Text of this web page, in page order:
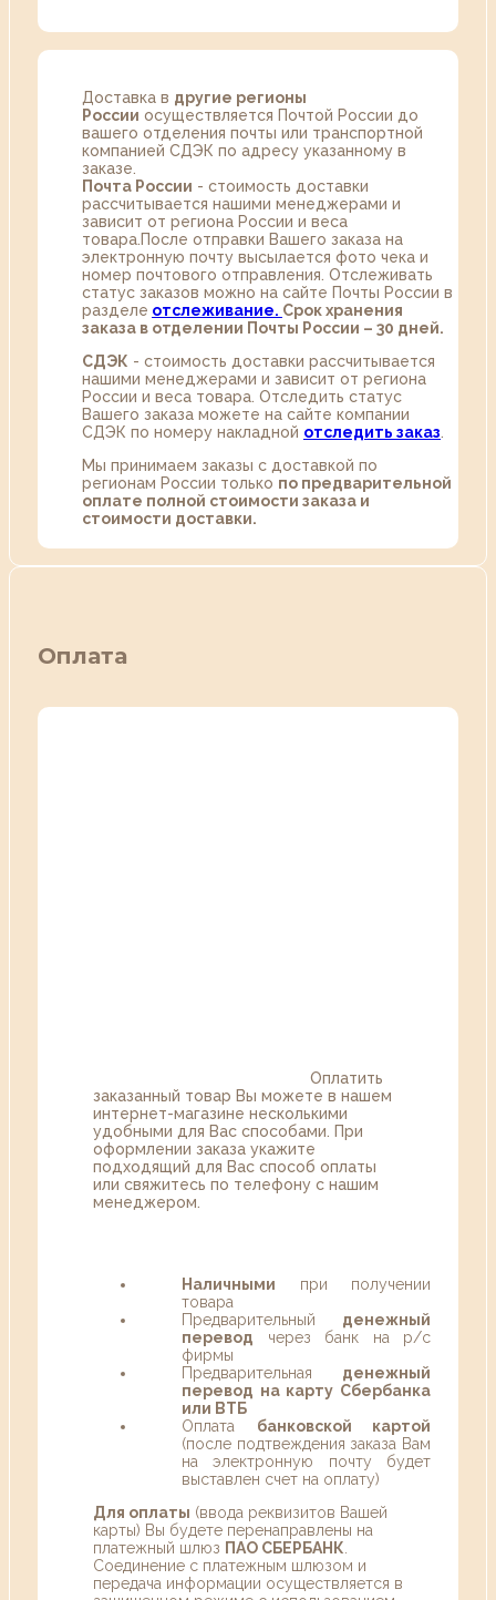
Доставка в другие регионы
России осуществляется Почтой России до
вашего отделения почты или транспортной
компанией СДЭК по адресу указанному в
заказе.
Почта России - стоимость доставки
рассчитывается нашими менеджерами и
зависит от региона России и веса
товара.После отправки Вашего заказа на
электронную почту высылается фото чека и
номер почтового отправления. Отслеживать
статус заказов можно на сайте Почты России в
разделе oтслеживание. Срок хранения
заказа в отделении Почты России – 30 дней.
СДЭК - стоимость доставки рассчитывается
нашими менеджерами и зависит от региона
России и веса товара. Отследить статус
Вашего заказа можете на сайте компании
СДЭК по номеру накладной отследить заказ
Мы принимаем заказы с доставкой по
регионам России только по предварительной
оплате полной стоимости заказа и
стоимости доставки.
Оплата
Оплатить
заказанный товар Вы можете в нашем
интернет-магазине несколькими
удобными для Вас способами. При
оформлении заказа укажите
подходящий для Вас способ оплаты
или свяжитесь по телефону с нашим
менеджером.
Наличными при получении
товара
Предварительный денежный
перевод через банк на р/с
фирмы
Предварительная денежный
перевод на карту Сбербанка
или ВТБ
Оплата банковской картой
(после подтвеждения заказа Вам
на электронную почту будет
выставлен счет на оплату)
Для оплаты (ввода реквизитов Вашей
карты) Вы будете перенаправлены на
платежный шлюз ПАО СБЕРБАНК
Соединение с платежным шлюзом и
передача информации осуществляется в